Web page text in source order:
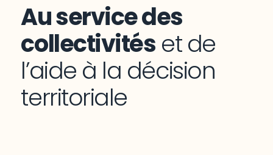
Au service des
collectivités et de
l’aide à la décision
territoriale